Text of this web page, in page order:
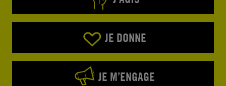
JE DONNE
JE M’ENGAGE